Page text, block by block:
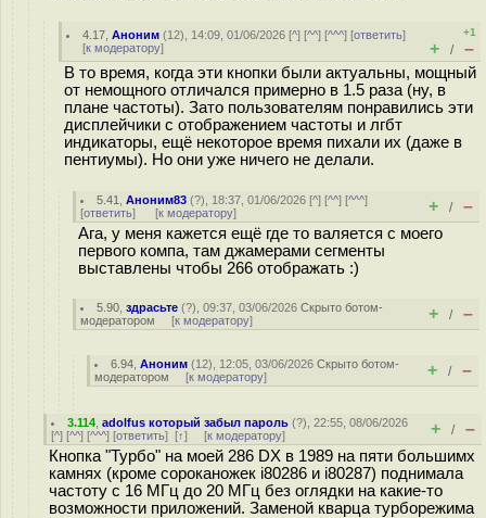
4.17 ,Аноним (12), 14:09, 01/06/2026 [^] [^^] [^^^] [ответить]
[к модератору]
+1
+ / –
В то время, когда эти кнопки были актуальны, мощный
от немощного отличался примерно в 1.5 раза (ну, в
плане частоты). Зато пользователям понравились эти
дисплейчики с отображением частоты и лгбт
индикаторы, ещё некоторое время пихали их (даже в
пентиумы). Но они уже ничего не делали.
5.41 ,Аноним83 (?), 18:37, 01/06/2026 [^] [^^] [^^^]
[ответить] [к модератору] + / –
Ага, у меня кажется ещё где то валяется с моего
первого компа, там джамерами сегменты
выставлены чтобы 266 отображать :)
5.90 ,здрасьте (?), 09:37, 03/06/2026Скрыто ботом-
модератором [к модератору] + / –
6.94 ,Аноним (12), 12:05, 03/06/2026Скрыто ботом-
модератором [к модератору] + / –
3.114 ,adolfus который забыл пароль (?), 22:55, 08/06/2026
[^] [^^] [^^^] [ответить] [↑] [к модератору] + / –
Кнопка "Турбо" на моей 286 DX в 1989 на пяти большимх
камнях (кроме сороканожек i80286 и i80287) поднимала
частоту с 16 МГц до 20 МГц без оглядки на какие-то
возможности приложений. Заменой кварца турборежима